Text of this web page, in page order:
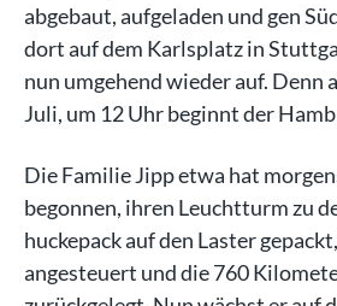
abgebaut, aufgeladen und gen
dort auf dem Karlsplatz in
nun umgehend wieder auf. Denn
Juli, um 12 Uhr beginnt der
Die Familie Jipp etwa hat
begonnen, ihren Leuchtturm zu
huckepack auf den Laster
angesteuert und die 760